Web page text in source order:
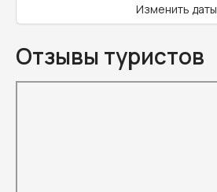
Изменить даты
Отзывы туристов